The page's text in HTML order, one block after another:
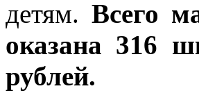
детям.Всего
оказана 316
рублей.